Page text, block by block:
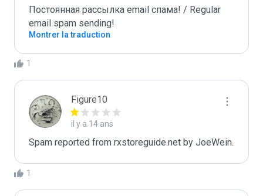
Постоянная рассылка email спама! / Regular
email spam sending!
Montrer la traduction
1
Figure10
il y a 14 ans
Spam reported from rxstoreguide.net by JoeWein.
1